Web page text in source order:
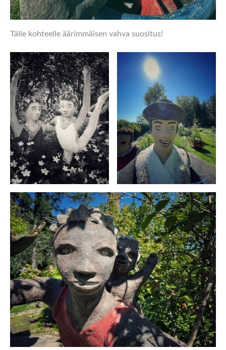
Tälle kohteelle äärimmäisen vahva suositus!